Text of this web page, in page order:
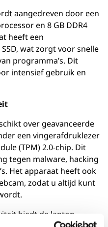
aangedreven door een
en 8 GB DDR4
heeft een
wat zorgt voor snelle
programma’s. Dit
intensief gebruik en
over geavanceerde
een vingerafdruklezer
(TPM) 2.0-chip. Dit
tegen malware, hacking
Het apparaat heeft ook
zodat u altijd kunt
biedt de laptop